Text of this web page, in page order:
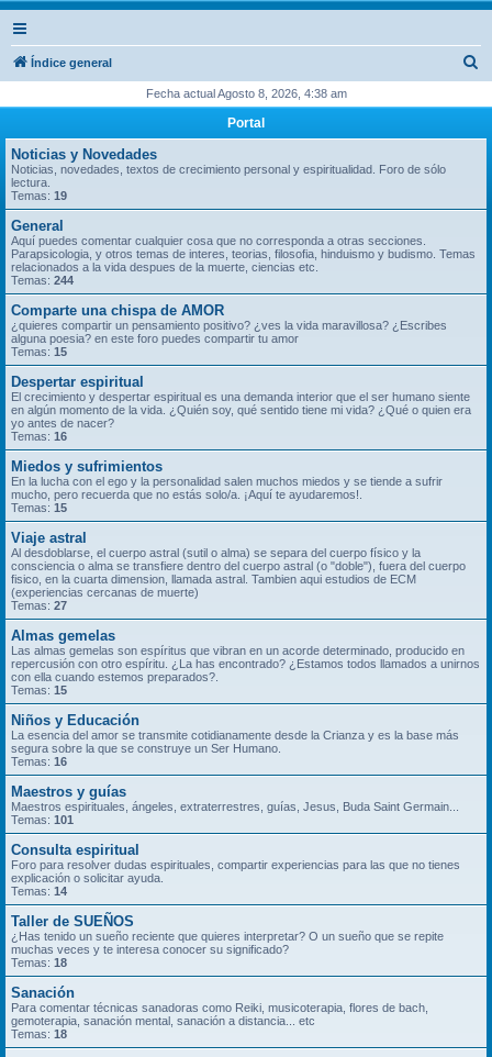
Índice general
c
Fecha actual Agosto 8, 2026, 4:38 am
Portal
Noticias y Novedades
Noticias, novedades, textos de crecimiento personal y espiritualidad. Foro de sólo
lectura.
Temas: 19
General
Aquí puedes comentar cualquier cosa que no corresponda a otras secciones.
Parapsicologia, y otros temas de interes, teorias, filosofia, hinduismo y budismo. Temas
relacionados a la vida despues de la muerte, ciencias etc.
Temas: 244
Comparte una chispa de AMOR
¿quieres compartir un pensamiento positivo? ¿ves la vida maravillosa? ¿Escribes
alguna poesia? en este foro puedes compartir tu amor
Temas: 15
Despertar espiritual
El crecimiento y despertar espiritual es una demanda interior que el ser humano siente
en algún momento de la vida. ¿Quién soy, qué sentido tiene mi vida? ¿Qué o quien era
yo antes de nacer?
Temas: 16
Miedos y sufrimientos
En la lucha con el ego y la personalidad salen muchos miedos y se tiende a sufrir
mucho, pero recuerda que no estás solo/a. ¡Aquí te ayudaremos!.
Temas: 15
Viaje astral
Al desdoblarse, el cuerpo astral (sutil o alma) se separa del cuerpo físico y la
consciencia o alma se transfiere dentro del cuerpo astral (o "doble"), fuera del cuerpo
fisico, en la cuarta dimension, llamada astral. Tambien aqui estudios de ECM
(experiencias cercanas de muerte)
Temas: 27
Almas gemelas
Las almas gemelas son espíritus que vibran en un acorde determinado, producido en
repercusión con otro espíritu. ¿La has encontrado? ¿Estamos todos llamados a unirnos
con ella cuando estemos preparados?.
Temas: 15
Niños y Educación
La esencia del amor se transmite cotidianamente desde la Crianza y es la base más
segura sobre la que se construye un Ser Humano.
Temas: 16
Maestros y guías
Maestros espirituales, ángeles, extraterrestres, guías, Jesus, Buda Saint Germain...
Temas: 101
Consulta espiritual
Foro para resolver dudas espirituales, compartir experiencias para las que no tienes
explicación o solicitar ayuda.
Temas: 14
Taller de SUEÑOS
¿Has tenido un sueño reciente que quieres interpretar? O un sueño que se repite
muchas veces y te interesa conocer su significado?
Temas: 18
Sanación
Para comentar técnicas sanadoras como Reiki, musicoterapia, flores de bach,
gemoterapia, sanación mental, sanación a distancia... etc
Temas: 18